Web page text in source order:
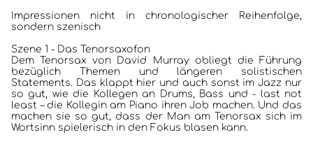
Impressionen nicht in chronologischer Reihenfolge,
sondern szenisch
Szene 1 - Das Tenorsaxofon
Dem Tenorsax von David Murray obliegt die Führung
bezüglich Themen und längeren solistischen
Statements. Das klappt hier und auch sonst im Jazz nur
so gut, wie die Kollegen an Drums, Bass und - last not
least – die Kollegin am Piano ihren Job machen. Und das
machen sie so gut, dass der Man am Tenorsax sich im
Wortsinn spielerisch in den Fokus blasen kann.